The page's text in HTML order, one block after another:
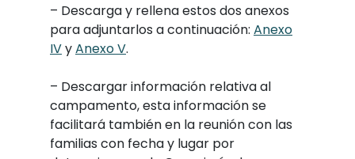
– Descarga y rellena estos dos anexos
para adjuntarlos a continuación: Anexo
IVyAnexo V.
– Descargar información relativa al
campamento, esta información se
facilitará también en la reunión con las
familias con fecha y lugar por